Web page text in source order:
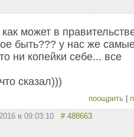
может в
быть??? у нас же
ни копейки себе... все
сказал)))
поощрить |
в 09:03:10 # 488663